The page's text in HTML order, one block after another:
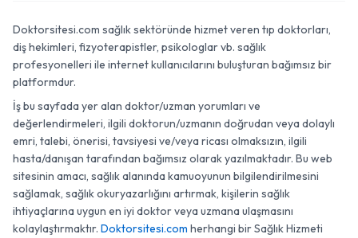
Doktorsitesi.com sağlık sektöründe hizmet veren tıp doktorları,
diş hekimleri, fizyoterapistler, psikologlar vb. sağlık
profesyonelleri ile internet kullanıcılarını buluşturan bağımsız bir
platformdur.
İş bu sayfada yer alan doktor/uzman yorumları ve
değerlendirmeleri, ilgili doktorun/uzmanın doğrudan veya dolaylı
emri, talebi, önerisi, tavsiyesi ve/veya ricası olmaksızın, ilgili
hasta/danışan tarafından bağımsız olarak yazılmaktadır. Bu web
sitesinin amacı, sağlık alanında kamuoyunun bilgilendirilmesini
sağlamak, sağlık okuryazarlığını artırmak, kişilerin sağlık
ihtiyaçlarına uygun en iyi doktor veya uzmana ulaşmasını
kolaylaştırmaktır. Doktorsitesi.com herhangi bir Sağlık Hizmeti